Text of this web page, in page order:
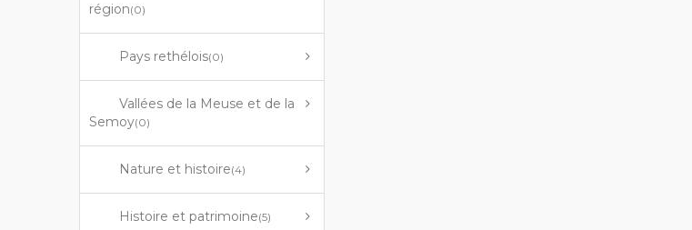
région(0)
Pays rethélois(0)
Vallées de la Meuse et de la
Semoy(0)
Nature et histoire(4)
Histoire et patrimoine(5)